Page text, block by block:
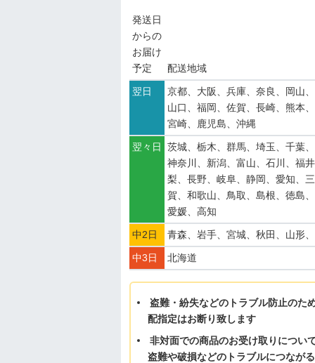
発送日
からの
お届け
予定
配送地域
翌日
京都、大阪、兵庫、奈良、岡山
山口、福岡、佐賀、長崎、熊本
宮崎、鹿児島、沖縄
翌々日
茨城、栃木、群馬、埼玉、千葉
神奈川、新潟、富山、石川、福
梨、長野、岐阜、静岡、愛知、
賀、和歌山、鳥取、島根、徳島
愛媛、高知
中2日 青森、岩手、宮城、秋田、山形
中3日 北海道
盗難・紛失などのトラブル防止のた
配指定はお断り致します
非対面での商品のお受け取りについ
盗難や破損などのトラブルにつなが